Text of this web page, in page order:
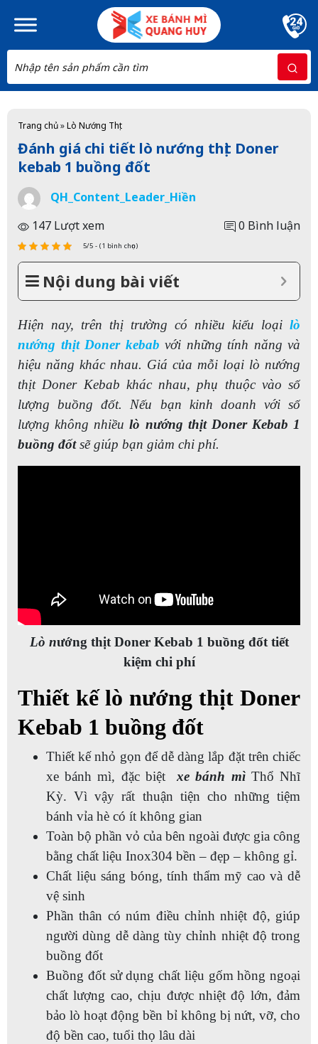
Skip to main content
Trang chủ»Lò Nướng Thịt
Đánh giá chi tiết lò nướng thịt Doner
kebab 1 buồng đốt
QH_Content_Leader_Hiền
147 Lượt xem
0 Bình luận
5/5 - (1 bình chọn)
Nội dung bài viết
Hiện nay, trên thị trường có nhiều kiểu loại lò
nướng thịt Doner kebab với những tính năng và
hiệu năng khác nhau. Giá của mỗi loại lò nướng
thịt Doner Kebab khác nhau, phụ thuộc vào số
lượng buồng đốt. Nếu bạn kinh doanh với số
lượng không nhiềulò nướng thịt Doner Kebab 1
buồng đốtsẽ giúp bạn giảm chi phí.
Lò nướng thịt Doner Kebab 1 buồng đốt tiết
kiệm chi phí
Thiết kế lò nướng thịt Doner
Kebab 1 buồng đốt
Thiết kế nhỏ gọn để dễ dàng lắp đặt trên chiếc
xe bánh mì, đặc biệt
xe bánh mìThổ Nhĩ
Kỳ. Vì vậy rất thuận tiện cho những tiệm
bánh vỉa hè có ít không gian
Toàn bộ phần vỏ của bên ngoài được gia công
bằng chất liệu Inox304 bền – đẹp – không gỉ.
Chất liệu sáng bóng, tính thẩm mỹ cao và dễ
vệ sinh
Phần thân có núm điều chỉnh nhiệt độ, giúp
người dùng dễ dàng tùy chỉnh nhiệt độ trong
buồng đốt
Buồng đốt sử dụng chất liệu gốm hồng ngoại
chất lượng cao, chịu được nhiệt độ lớn, đảm
bảo lò hoạt động bền bỉ không bị nứt, vỡ, cho
độ bền cao, tuổi thọ lâu dài